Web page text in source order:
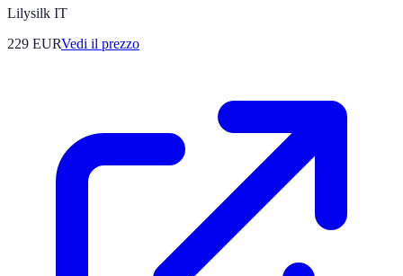
Lilysilk IT
229 EURVedi il prezzo